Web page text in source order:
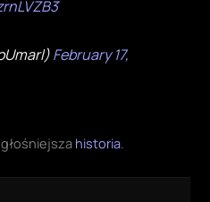
February 17,
historia.